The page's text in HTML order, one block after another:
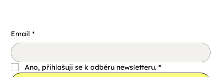
Email *
Ano, přihlašuji se k odběru newsletteru. *